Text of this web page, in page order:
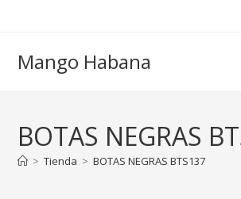
Mango Habana
BOTAS NEGRAS
> Tienda > BOTAS NEGRAS BTS137